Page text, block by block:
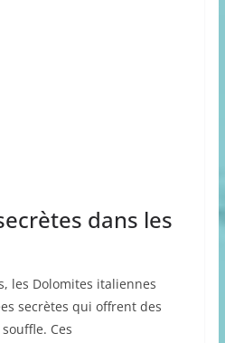
dans les
les Dolomites italiennes
secrètes qui offrent des
Ces